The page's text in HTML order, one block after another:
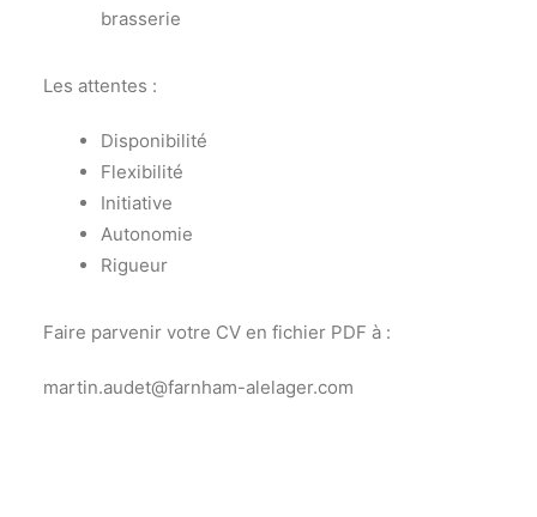
brasserie
Les attentes :
Disponibilité
Flexibilité
Initiative
Autonomie
Rigueur
Faire parvenir votre CV en fichier PDF à :
martin.audet@farnham-alelager.com